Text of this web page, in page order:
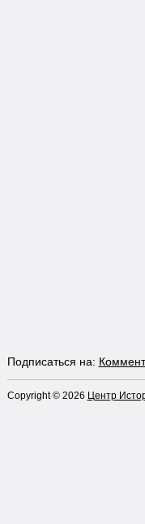
Подписаться на:
Copyright © 2026 Центр